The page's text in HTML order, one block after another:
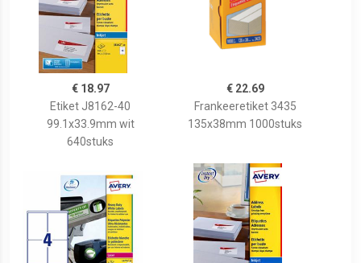
€ 18.97
Etiket J8162-40
99.1x33.9mm wit
640stuks
€ 22.69
Frankeeretiket 3435
135x38mm 1000stuks